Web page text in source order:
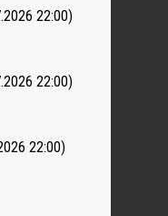
22:00)
22:00)
22:00)